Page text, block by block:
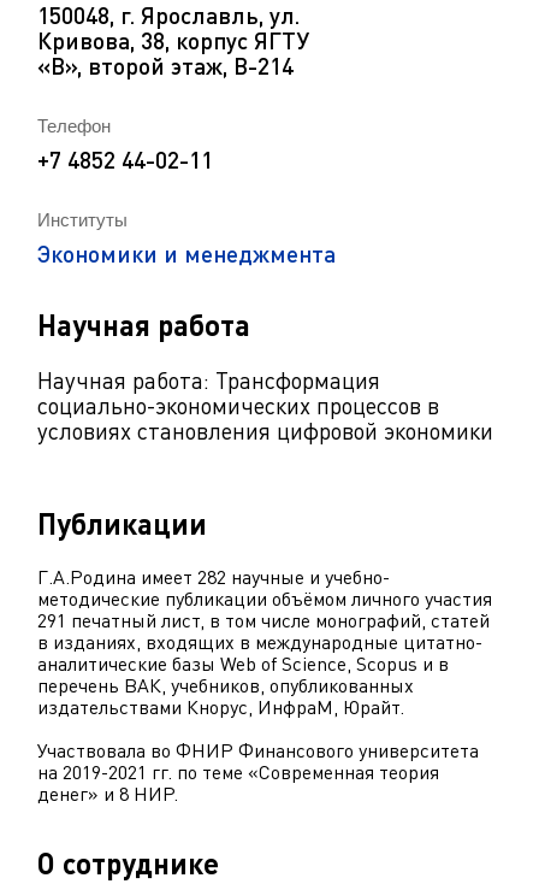
Институты
Экономики и менеджмента
Научная работа
Научная работа: Трансформация
социально-экономических процессов в
условиях становления цифровой экономики
Публикации
Г.А.Родина имеет 282 научные и учебно-
методические публикации объёмом личного участия
291 печатный лист, в том числе монографий, статей
в изданиях, входящих в международные цитатно-
аналитические базы Web of Science, Scopus и в
перечень ВАК, учебников, опубликованных
издательствами Кнорус, ИнфраМ, Юрайт.
Участвовала во ФНИР Финансового университета
на 2019-2021 гг. по теме «Современная теория
денег» и 8 НИР.
О сотруднике
150048, г. Ярославль, ул.
Кривова, 38, корпус ЯГТУ
«В», второй этаж, В-214
Телефон
+7 4852 44-02-11